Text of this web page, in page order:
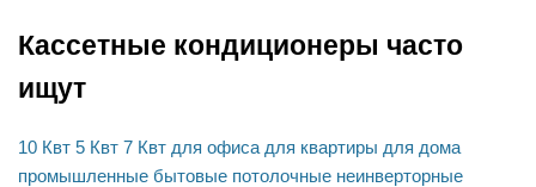
Кассетные кондиционеры часто
ищут
10 Квт 5 Квт 7 Квт для офиса для квартиры для дома
промышленные бытовые потолочные неинверторные